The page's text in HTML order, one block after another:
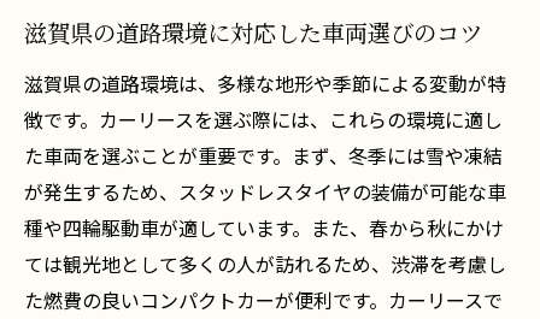
大津市での長期リースと短期リースの選び
地域特性に対応した保険の選び方
大津市の四季に対応する車種の特徴
地域のリースプラン比較で得られる洞察
地元のライフスタイルに合ったカーリース
選び
効率的なカーリース選びのための滋賀県大津市
滋賀県の道路環境に対応した車両選びのコツ
滋賀県の道路環境は、多様な地形や季節による変動が特
徴です。カーリースを選ぶ際には、これらの環境に適し
た車両を選ぶことが重要です。まず、冬季には雪や凍結
が発生するため、スタッドレスタイヤの装備が可能な車
種や四輪駆動車が適しています。また、春から秋にかけ
ては観光地として多くの人が訪れるため、渋滞を考慮し
た燃費の良いコンパクトカーが便利です。カーリースで